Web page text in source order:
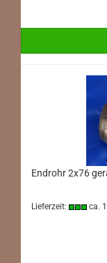
Endrohr 2x76
Lieferzeit: ca.